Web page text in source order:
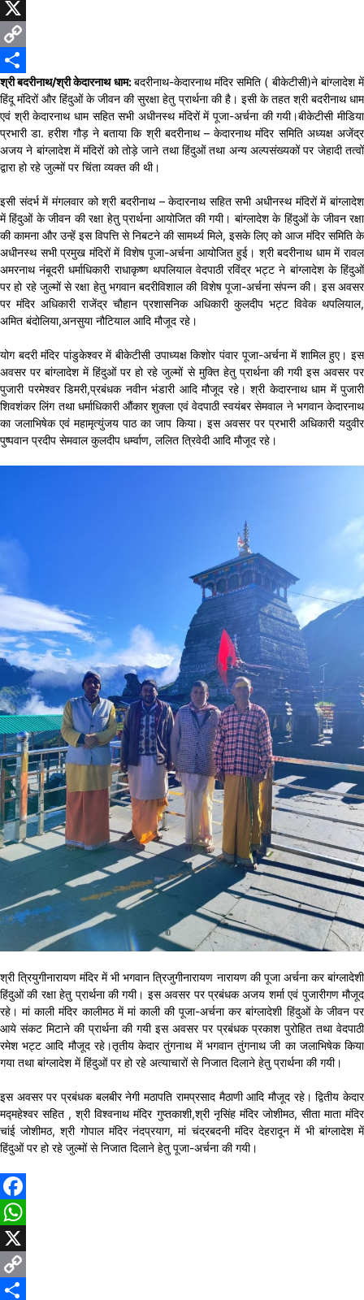
WhatsApp
X
Copy
Link
Share
श्री बदरीनाथ/श्री केदारनाथ धाम:बदरीनाथ-केदारनाथ मंदिर समिति ( बीकेटीसी)ने बांग्लादेश में
हिंदू मंदिरों और हिंदुओं के जीवन की सुरक्षा हेतु प्रार्थना की है। इसी के तहत श्री बदरीनाथ धाम
एवं श्री केदारनाथ धाम सहित सभी अधीनस्थ मंदिरों में पूजा-अर्चना की गयी।बीकेटीसी मीडिया
प्रभारी डा. हरीश गौड़ ने बताया कि श्री बदरीनाथ – केदारनाथ मंदिर समिति अध्यक्ष अजेंद्र
अजय ने बांग्लादेश में मंदिरों को तोड़े जाने तथा हिंदुओं तथा अन्य अल्पसंख्यकों पर जेहादी तत्वों
द्वारा हो रहे जुल्मों पर चिंता व्यक्त की थी।
इसी संदर्भ में मंगलवार को श्री बदरीनाथ – केदारनाथ सहित सभी अधीनस्थ मंदिरों में बांग्लादेश
में हिंदुओं के जीवन की रक्षा हेतु प्रार्थना आयोजित की गयी। बांग्लादेश के हिंदुओं के जीवन रक्षा
की कामना और उन्हें इस विपत्ति से निबटने की सामर्थ्य मिले, इसके लिए को आज मंदिर समिति के
अधीनस्थ सभी प्रमुख मंदिरों में विशेष पूजा-अर्चना आयोजित हुई। श्री बदरीनाथ धाम में रावल
अमरनाथ नंबूदरी धर्माधिकारी राधाकृष्ण थपलियाल वेदपाठी रविंद्र भट्ट ने बांग्लादेश के हिंदुओं
पर हो रहे जुल्मों से रक्षा हेतु भगवान बदरीविशाल की विशेष पूजा-अर्चना संपन्न की। इस अवसर
पर मंदिर अधिकारी राजेंद्र चौहान प्रशासनिक अधिकारी कुलदीप भट्ट विवेक थपलियाल,
अमित बंदोलिया,अनसुया नौटियाल आदि मौजूद रहे।
योग बदरी मंदिर पांडुकेश्वर में बीकेटीसी उपाध्यक्ष किशोर पंवार पूजा-अर्चना में शामिल हुए। इस
अवसर पर बांग्लादेश में हिंदुओं पर हो रहे जुल्मों से मुक्ति हेतु प्रार्थना की गयी इस अवसर पर
पुजारी परमेश्वर डिमरी,प्रबंधक नवीन भंडारी आदि मौजूद रहे। श्री केदारनाथ धाम में पुजारी
शिवशंकर लिंग तथा धर्माधिकारी औंकार शुक्ला एवं वेदपाठी स्वयंबर सेमवाल ने भगवान केदारनाथ
का जलाभिषेक एवं महामृत्युंजय पाठ का जाप किया। इस अवसर पर प्रभारी अधिकारी यदुवीर
पुष्पवान प्रदीप सेमवाल कुलदीप धर्म्वाण, ललित त्रिवेदी आदि मौजूद रहे।
श्री त्रियुगीनारायण मंदिर में भी भगवान त्रिजुगीनारायण नारायण की पूजा अर्चना कर बांग्लादेशी
हिंदुओं की रक्षा हेतु प्रार्थना की गयी। इस अवसर पर प्रबंधक अजय शर्मा एवं पुजारीगण मौजूद
रहे। मां काली मंदिर कालीमठ में मां काली की पूजा-अर्चना कर बांग्लादेशी हिंदुओं के जीवन पर
आये संकट मिटाने की प्रार्थना की गयी इस अवसर पर प्रबंधक प्रकाश पुरोहित तथा वेदपाठी
रमेश भट्ट आदि मौजूद रहे।तृतीय केदार तुंगनाथ में भगवान तुंगनाथ जी का जलाभिषेक किया
गया तथा बांग्लादेश में हिंदुओं पर हो रहे अत्याचारों से निजात दिलाने हेतु प्रार्थना की गयी।
इस अवसर पर प्रबंधक बलबीर नेगी मठापति रामप्रसाद मैठाणी आदि मौजूद रहे। द्वितीय केदार
मद्महेश्वर सहित , श्री विश्वनाथ मंदिर गुप्तकाशी,श्री नृसिंह मंदिर जोशीमठ, सीता माता मंदिर
चांई जोशीमठ, श्री गोपाल मंदिर नंदप्रयाग, मां चंद्रबदनी मंदिर देहरादून में भी बांग्लादेश में
हिंदुओं पर हो रहे जुल्मों से निजात दिलाने हेतु पूजा-अर्चना की गयी।
Facebook
WhatsApp
X
Copy